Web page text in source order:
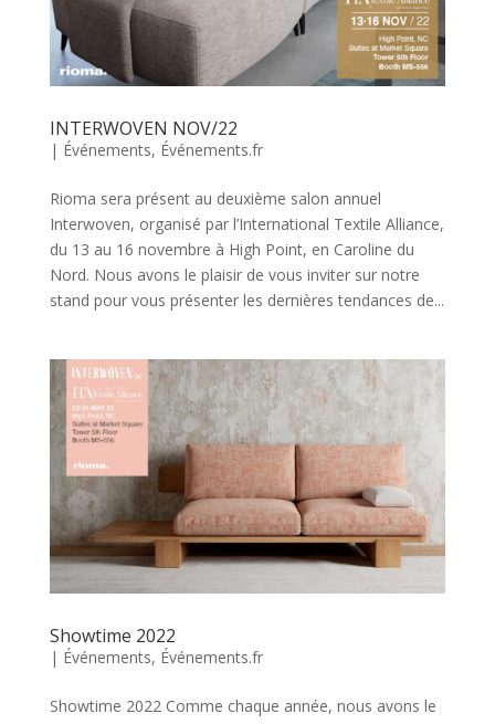
INTERWOVEN NOV/22
| Événements, Événements.fr
Rioma sera présent au deuxième salon annuel
Interwoven, organisé par l’International Textile Alliance,
du 13 au 16 novembre à High Point, en Caroline du
Nord. Nous avons le plaisir de vous inviter sur notre
stand pour vous présenter les dernières tendances de...
Showtime 2022
| Événements, Événements.fr
Showtime 2022 Comme chaque année, nous avons le